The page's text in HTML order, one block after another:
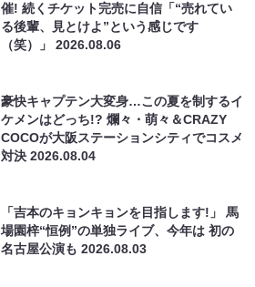
催! 続くチケット完売に自信「“売れてい
る後輩、見とけよ”という感じです
（笑）」2026.08.06
豪快キャプテン大変身…この夏を制するイ
ケメンはどっち!? 爛々・萌々＆CRAZY
COCOが大阪ステーションシティでコスメ
対決2026.08.04
「吉本のキョンキョンを目指します!」 馬
場園梓“恒例”の単独ライブ、今年は 初の
名古屋公演も2026.08.03